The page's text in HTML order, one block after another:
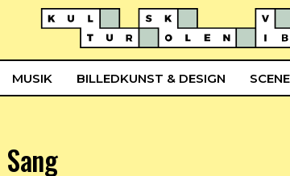
MUSIK BILLEDKUNST & DESIGN
Sang